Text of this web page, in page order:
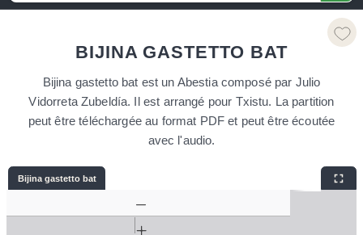
BIJINA GASTETTO BAT
Bijina gastetto bat est un Abestia composé par Julio
Vidorreta Zubeldía. Il est arrangé pour Txistu. La partition
peut être téléchargée au format PDF et peut être écoutée
avec l'audio.
Bijina gastetto bat